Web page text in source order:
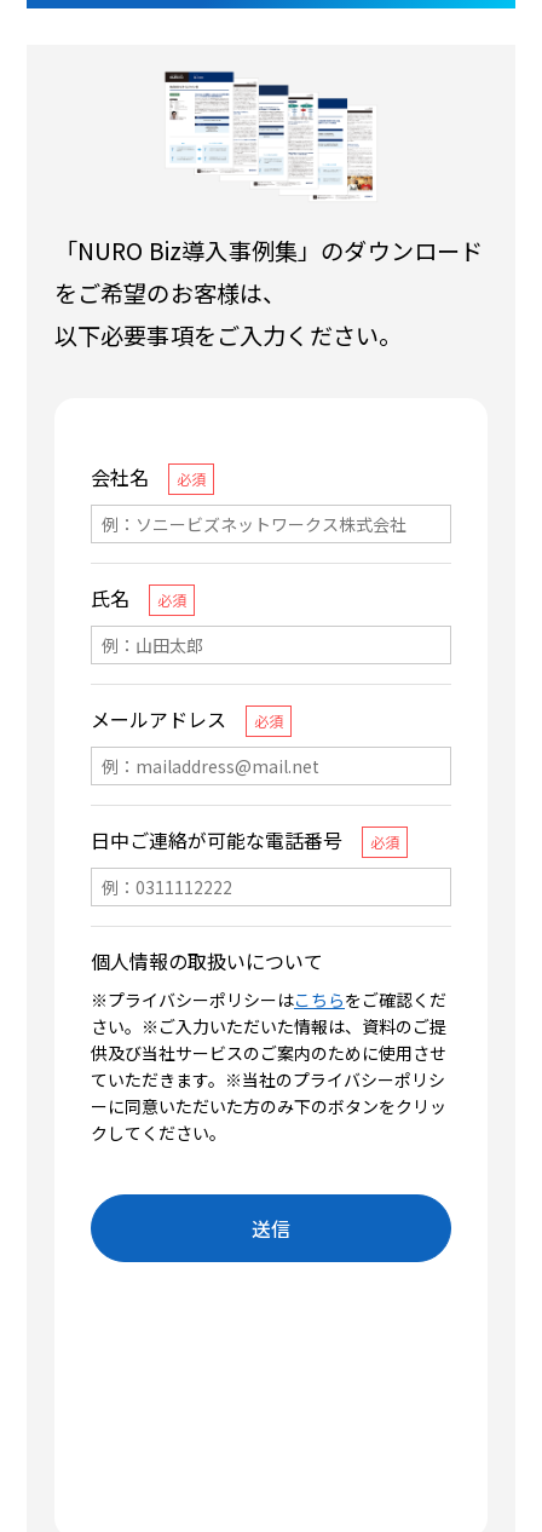
「NURO Biz導入事例集」のダウンロード
をご希望のお客様は、
以下必要事項をご入力ください。